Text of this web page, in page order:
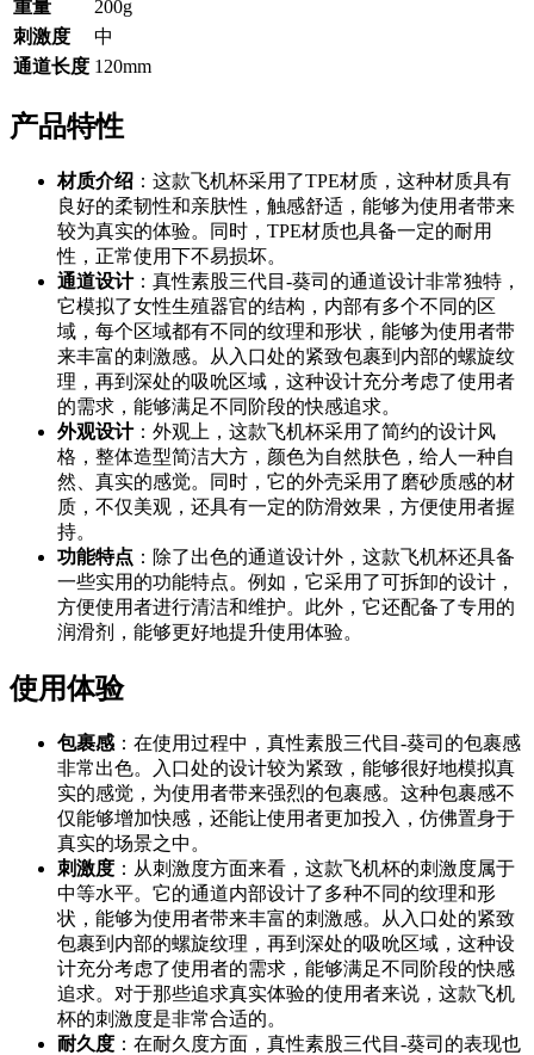
重量
200g
刺激度
中
通道长度 120mm
产品特性
材质介绍 ：这款飞机杯采用了TPE材质，这种材质具有
良好的柔韧性和亲肤性，触感舒适，能够为使用者带来
较为真实的体验。同时，TPE材质也具备一定的耐用
性，正常使用下不易损坏。
通道设计：真性素股三代目-葵司的通道设计非常独特，
它模拟了女性生殖器官的结构，内部有多个不同的区
域，每个区域都有不同的纹理和形状，能够为使用者带
来丰富的刺激感。从入口处的紧致包裹到内部的螺旋纹
理，再到深处的吸吮区域，这种设计充分考虑了使用者
的需求，能够满足不同阶段的快感追求。
外观设计：外观上，这款飞机杯采用了简约的设计风
格，整体造型简洁大方，颜色为自然肤色，给人一种自
然、真实的感觉。同时，它的外壳采用了磨砂质感的材
质，不仅美观，还具有一定的防滑效果，方便使用者握
持。
功能特点 ：除了出色的通道设计外，这款飞机杯还具备
一些实用的功能特点。例如，它采用了可拆卸的设计，
方便使用者进行清洁和维护。此外，它还配备了专用的
润滑剂，能够更好地提升使用体验。
使用体验
包裹感 ：在使用过程中，真性素股三代目-葵司的包裹感
非常出色。入口处的设计较为紧致，能够很好地模拟真
实的感觉，为使用者带来强烈的包裹感。这种包裹感不
仅能够增加快感，还能让使用者更加投入，仿佛置身于
真实的场景之中。
刺激度 ：从刺激度方面来看，这款飞机杯的刺激度属于
中等水平。它的通道内部设计了多种不同的纹理和形
状，能够为使用者带来丰富的刺激感。从入口处的紧致
包裹到内部的螺旋纹理，再到深处的吸吮区域，这种设
计充分考虑了使用者的需求，能够满足不同阶段的快感
追求。对于那些追求真实体验的使用者来说，这款飞机
杯的刺激度是非常合适的。
耐久度 ：在耐久度方面，真性素股三代目-葵司的表现也